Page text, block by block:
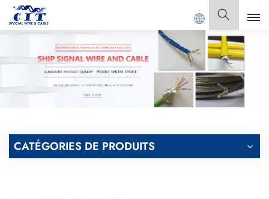
Co., Ltd. Français
English
Français
Italiano
CATÉGORIES DE PRODUITS